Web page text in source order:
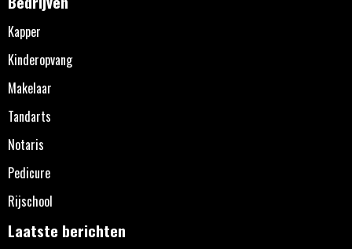
Kapper
Kinderopvang
Makelaar
Tandarts
Notaris
Pedicure
Rijschool
Laatste berichten